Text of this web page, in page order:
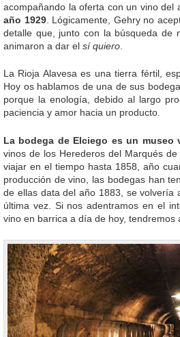
acompañando la oferta con un vino del
año 1929. Lógicamente, Gehry no
detalle que, junto con la búsqueda de
animaron a dar el sí quiero
La Rioja Alavesa es una tierra fértil,
Hoy os hablamos de una de sus
porque la enología, debido al largo
paciencia y amor hacia un producto.
La bodega de Elciego es un museo
vinos de los Herederos del Marqués
viajar en el tiempo hasta 1858, año
producción de vino, las bodegas han
de ellas data del año 1883, se
última vez. Si nos adentramos en el
vino en barrica a día de hoy, tendremos